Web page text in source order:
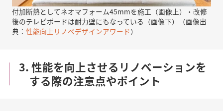
付加断熱としてネオマフォーム45mmを施工（画像上）・改修
後のテレビボードは耐力壁にもなっている（画像下）（画像出
典： 性能向上リノベデザインアワード）
3. 性能を向上させるリノベーションを
する際の注意点やポイント